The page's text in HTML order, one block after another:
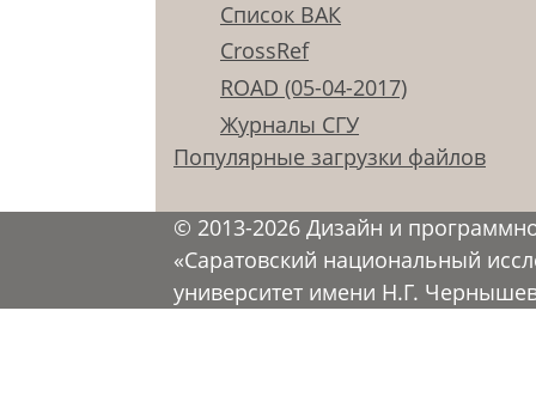
Список ВАК
CrossRef
ROAD (05-04-2017)
Журналы СГУ
Популярные загрузки файлов
© 2013-2026 Дизайн и
«Саратовский национальный
университет имени Н.Г.